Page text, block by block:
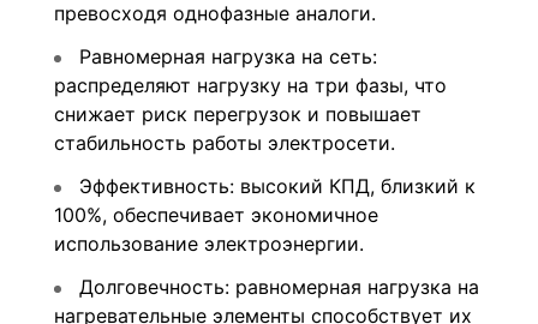
превосходя однофазные аналоги.
Равномерная нагрузка на сеть:
распределяют нагрузку на три фазы, что
снижает риск перегрузок и повышает
стабильность работы электросети.
Эффективность: высокий КПД, близкий к
100%, обеспечивает экономичное
использование электроэнергии.
Долговечность: равномерная нагрузка на
нагревательные элементы способствует их